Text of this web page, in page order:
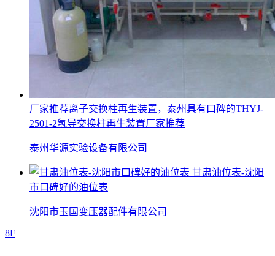
厂家推荐离子交换柱再生装置，泰州具有口碑的THYJ-
2501-2氢导交换柱再生装置厂家推荐
泰州华源实验设备有限公司
甘肃油位表-沈阳
市口碑好的油位表
沈阳市玉国变压器配件有限公司
8F